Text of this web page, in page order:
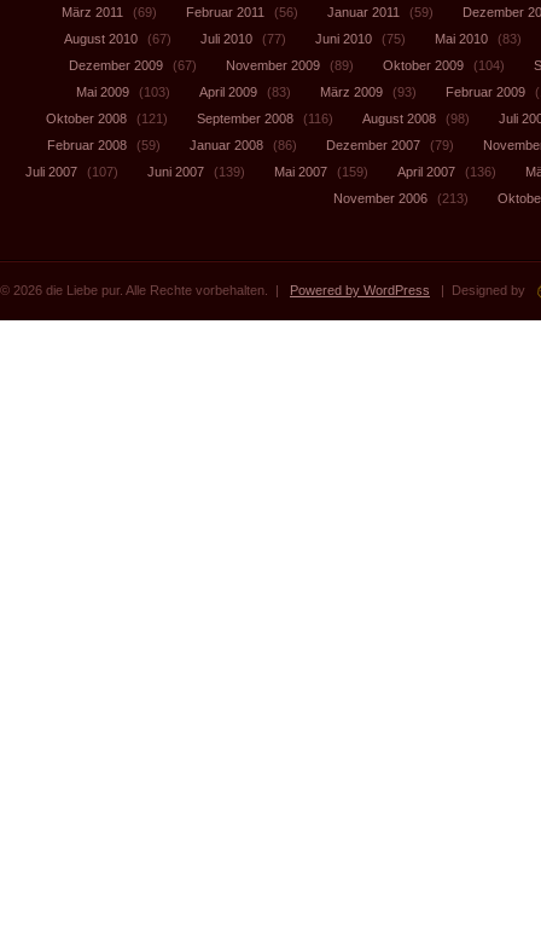
März 2011
(69) Februar 2011 (56) Januar 2011 (59)
Dezember
August 2010
(67) Juli 2010 (77) Juni 2010 (75) Mai 2010
(83)
Dezember 2009
(67) November 2009 (89) Oktober 2009 (104)
Mai 2009
(103) April 2009 (83) März 2009 (93) Februar 2009
Oktober 2008
(121) September 2008 (116) August 2008 (98)
Juli
Februar 2008
(59) Januar 2008 (86) Dezember 2007 (79)
Juli 2007
(107) Juni 2007 (139) Mai 2007 (159) April 2007 (136)
November 2006
(213)
© 2026 die Liebe pur. Alle Rechte vorbehalten. | Powered by WordPress | Designed by